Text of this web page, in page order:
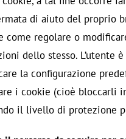
di aiuto del proprio
come regolare o
dello stesso. L’utente
la configurazione
i cookie (cioè bloccarli
il livello di protezione